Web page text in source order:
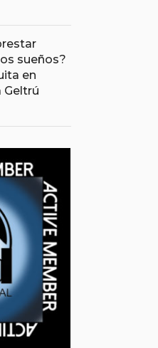
sueños?
en
Geltrú